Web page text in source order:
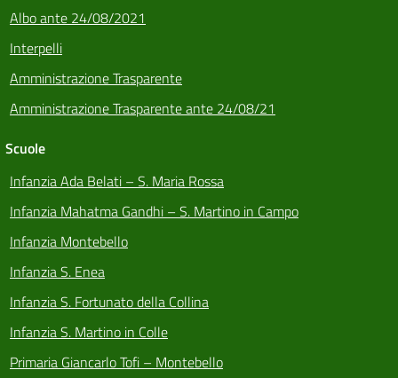
Albo ante 24/08/2021
Interpelli
Amministrazione Trasparente
Amministrazione Trasparente ante 24/08/21
Scuole
Infanzia Ada Belati – S. Maria Rossa
Infanzia Mahatma Gandhi – S. Martino in Campo
Infanzia Montebello
Infanzia S. Enea
Infanzia S. Fortunato della Collina
Infanzia S. Martino in Colle
Primaria Giancarlo Tofi – Montebello